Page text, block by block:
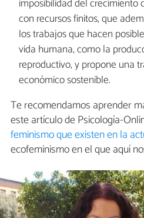
imposibilidad del crecimiento
con recursos finitos, que
los trabajos que hacen
vida humana, como la
reproductivo, y propone una
económico sostenible.
Te recomendamos aprender
este artículo de Psicología-
feminismo que existen en la
ecofeminismo en el que aquí